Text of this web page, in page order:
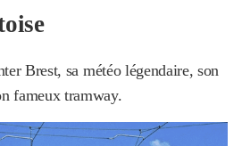
Brest, sa météo légendaire, son
fameux tramway.